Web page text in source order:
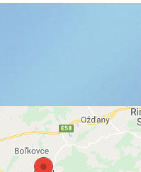
je blokovaný Voľbami
súkromia